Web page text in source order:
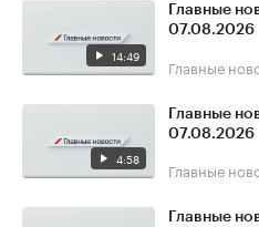
14:49
Главные
07.08.2026
Главные
4:58
Главные
07.08.2026
Главные
Главные